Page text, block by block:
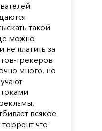
такой
можно
не платить за
трекеров
много, но
всякое
что-